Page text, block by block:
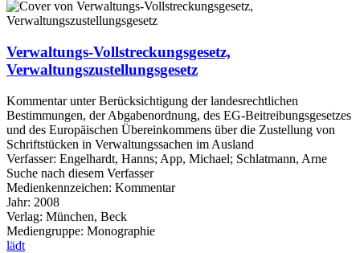
Verwaltungs-Vollstreckungsgesetz,
Verwaltungszustellungsgesetz
Kommentar unter Berücksichtigung der landesrechtlichen
Bestimmungen, der Abgabenordnung, des EG-Beitreibungsgesetzes
und des Europäischen Übereinkommens über die Zustellung von
Schriftstücken in Verwaltungssachen im Ausland
Verfasser: Engelhardt, Hanns; App, Michael; Schlatmann, Arne
Suche nach diesem Verfasser
Medienkennzeichen: Kommentar
Jahr: 2008
Verlag: München, Beck
Mediengruppe: Monographie
lädt